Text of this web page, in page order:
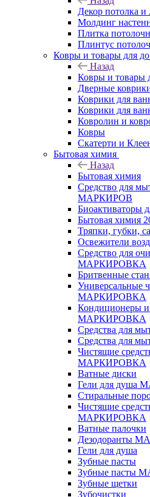
Декор потолка и
Молдинг
Плитка
Плинтус
Ковры и товары для
Назад
Ковры и товары
Дверные
Коврики для
Коврики для
Ковролин и
Ковры
Скатерти и
Бытовая химия
Назад
Бытовая химия
Средство для
МАРКИРОВ
Биоактиваторы
Бытовая химия
Тряпки, губки,
Освежители
Средство для
МАРКИРОВКА
Бритвенные
Универсальные
МАРКИРОВКА
Кондиционеры и
МАРКИРОВКА
Средства для
Средства для
Чистящие
МАРКИРОВКА
Ватные диски
Гели для душа
Стиральные
Чистящие
МАРКИРОВКА
Ватные палочки
Дезодоранты
Гели для душа
Зубные пасты
Зубные пасты
Зубные щетки
Зубочистки